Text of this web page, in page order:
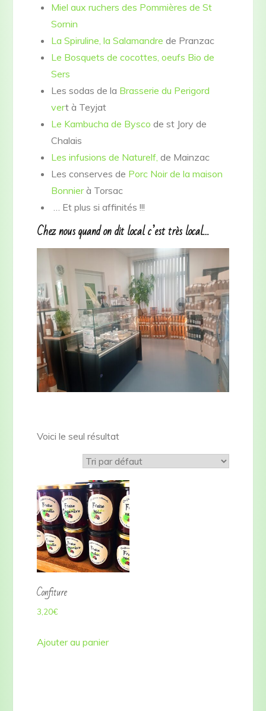
Miel aux ruchers des Pommières de St
Sornin
La Spiruline, la Salamandre de Pranzac
Le Bosquets de cocottes, oeufs Bio de
Sers
Les sodas de la Brasserie du Perigord
vert à Teyjat
Le Kambucha de Bysco de st Jory de
Chalais
Les infusions de Naturelf, de Mainzac
Les conserves de Porc Noir de la maison
Bonnierà Torsac
… Et plus si affinités !!!
Chez nous quand on dit local c’est très local…
Voici le seul résultat
Confiture
3,20€
Ajouter au panier